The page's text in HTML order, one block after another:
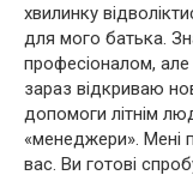
хвилинку
для мого батька.
професіоналом,
зараз відкриваю
допомоги літнім
«менеджери». Мені
вас. Ви готові